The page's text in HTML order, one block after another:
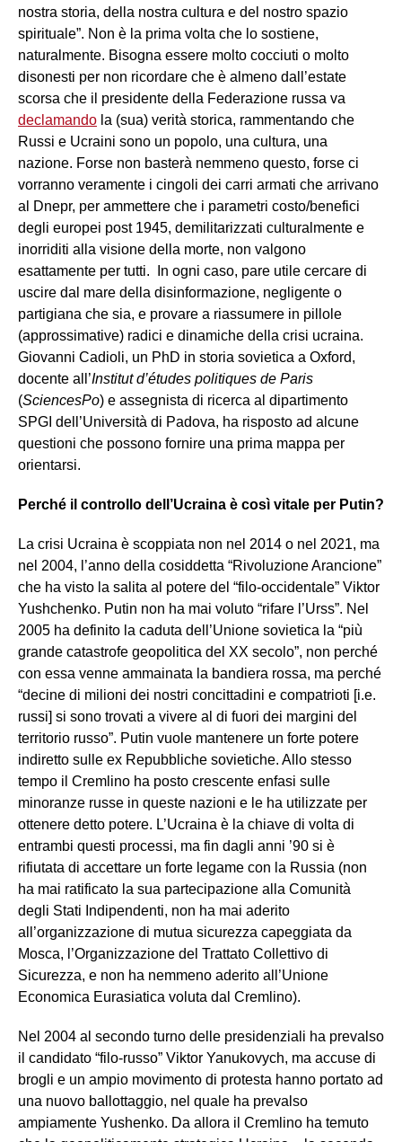
nostra storia, della nostra cultura e del nostro spazio
spirituale”. Non è la prima volta che lo sostiene,
naturalmente. Bisogna essere molto cocciuti o molto
disonesti per non ricordare che è almeno dall’estate
scorsa che il presidente della Federazione russa va
declamando la (sua) verità storica, rammentando che
Russi e Ucraini sono un popolo, una cultura, una
nazione. Forse non basterà nemmeno questo, forse ci
vorranno veramente i cingoli dei carri armati che arrivano
al Dnepr, per ammettere che i parametri costo/benefici
degli europei post 1945, demilitarizzati culturalmente e
inorriditi alla visione della morte, non valgono
esattamente per tutti. In ogni caso, pare utile cercare di
uscire dal mare della disinformazione, negligente o
partigiana che sia, e provare a riassumere in pillole
(approssimative) radici e dinamiche della crisi ucraina.
Giovanni Cadioli, un PhD in storia sovietica a Oxford,
docente all’Institut d’études politiques de Paris
(SciencesPo) e assegnista di ricerca al dipartimento
SPGI dell’Università di Padova, ha risposto ad alcune
questioni che possono fornire una prima mappa per
orientarsi.
Perché il controllo dell’Ucraina è così vitale per Putin?
La crisi Ucraina è scoppiata non nel 2014 o nel 2021, ma
nel 2004, l’anno della cosiddetta “Rivoluzione Arancione”
che ha visto la salita al potere del “filo-occidentale” Viktor
Yushchenko. Putin non ha mai voluto “rifare l’Urss”. Nel
2005 ha definito la caduta dell’Unione sovietica la “più
grande catastrofe geopolitica del XX secolo”, non perché
con essa venne ammainata la bandiera rossa, ma perché
“decine di milioni dei nostri concittadini e compatrioti [i.e.
russi] si sono trovati a vivere al di fuori dei margini del
territorio russo”. Putin vuole mantenere un forte potere
indiretto sulle ex Repubbliche sovietiche. Allo stesso
tempo il Cremlino ha posto crescente enfasi sulle
minoranze russe in queste nazioni e le ha utilizzate per
ottenere detto potere. L’Ucraina è la chiave di volta di
entrambi questi processi, ma fin dagli anni ’90 si è
rifiutata di accettare un forte legame con la Russia (non
ha mai ratificato la sua partecipazione alla Comunità
degli Stati Indipendenti, non ha mai aderito
all’organizzazione di mutua sicurezza capeggiata da
Mosca, l’Organizzazione del Trattato Collettivo di
Sicurezza, e non ha nemmeno aderito all’Unione
Economica Eurasiatica voluta dal Cremlino).
Nel 2004 al secondo turno delle presidenziali ha prevalso
il candidato “filo-russo” Viktor Yanukovych, ma accuse di
brogli e un ampio movimento di protesta hanno portato ad
una nuovo ballottaggio, nel quale ha prevalso
ampiamente Yushenko. Da allora il Cremlino ha temuto